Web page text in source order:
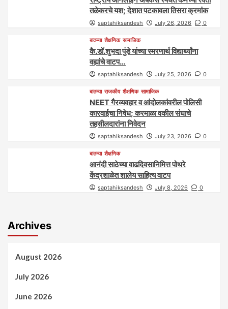
तळेकरचे यश; देशात पटकावला तिसरा क्रमांक
saptahiksandesh July 26, 2026 0
बातम्या शैक्षणिक सामाजिक
कै.डॉ.शुभदा पुंडे यांच्या स्मरणार्थ विद्यार्थ्यांना
वह्यांचे वाटप…
saptahiksandesh July 25, 2026 0
बातम्या राजकीय शैक्षणिक सामाजिक
NEET गैरव्यवहार व आंदोलकांवरील पोलिसी
कारवाईचा निषेध; करमाळा वकील संघाचे
तहसीलदारांना निवेदन
saptahiksandesh July 23, 2026 0
बातम्या शैक्षणिक
आनंदी साठेच्या वाढदिवसानिमित्त पोथरे
केंद्रशाळेत शालेय साहित्य वाटप
saptahiksandesh July 8, 2026 0
Archives
August 2026
July 2026
June 2026